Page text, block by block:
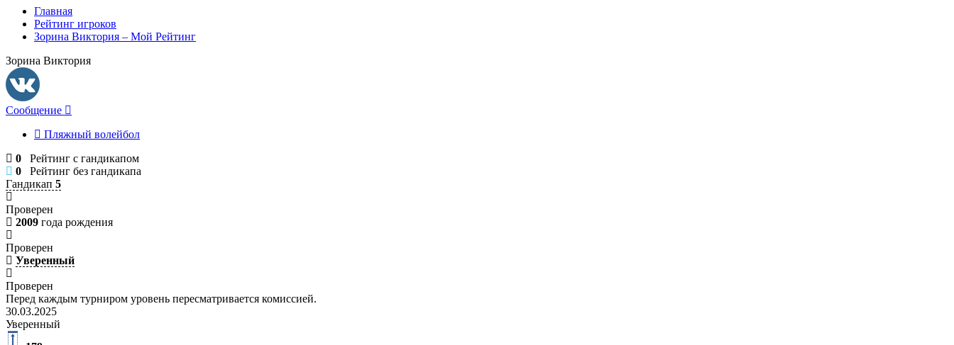
Главная
Рейтинг игроков
Зорина Виктория – Мой Рейтинг
Зорина Виктория
Сообщение
Пляжный волейбол
0 Рейтинг с гандикапом
0 Рейтинг без гандикапа
Гандикап 5
Проверен
2009 года рождения
Проверен
Уверенный
Проверен
Перед каждым турниром уровень пересматривается комиссией.
30.03.2025
Уверенный